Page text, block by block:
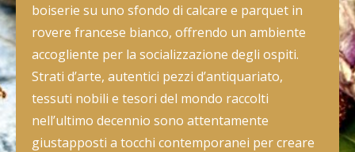
boiserie su uno sfondo di calcare e parquet in
rovere francese bianco, offrendo un ambiente
accogliente per la socializzazione degli ospiti.
Strati d’arte, autentici pezzi d’antiquariato,
tessuti nobili e tesori del mondo raccolti
nell’ultimo decennio sono attentamente
giustapposti a tocchi contemporanei per creare